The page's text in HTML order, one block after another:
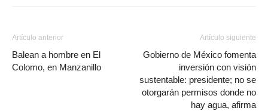
Artículo anterior
Balean a hombre en El
Colomo, en Manzanillo
Artículo siguiente
Gobierno de México fomenta
inversión con visión
sustentable: presidente; no se
otorgarán permisos donde no
hay agua, afirma